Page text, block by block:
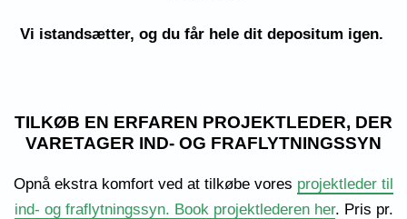
Vi istandsætter, og du får hele dit depositum igen.
TILKØB EN ERFAREN PROJEKTLEDER, DER
VARETAGER IND- OG FRAFLYTNINGSSYN
Opnå ekstra komfort ved at tilkøbe vores projektleder til
ind- og fraflytningssyn. Book projektlederen her. Pris pr.